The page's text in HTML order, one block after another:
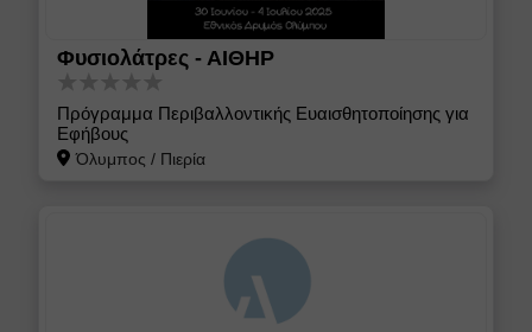
Φυσιολάτρες - ΑΙΘΗΡ
Πρόγραμμα Περιβαλλοντικής Ευαισθητοποίησης για
Εφήβους
Όλυμπος / Πιερία